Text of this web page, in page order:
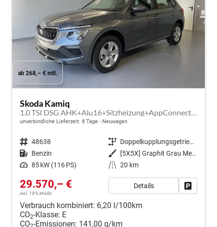
ab 268,– € mtl.
Skoda Kamiq
unverbindliche Lieferzeit: 8 Tage Neuwagen
Fahrzeugnr. 48638 Getriebe
Doppelkupplungsgetriebe (DSG)
Kraftstoff Benzin Außenfarbe
[5X5X] Graphit Grau Metallic
Leistung 85 kW (116 PS) Kilometerstand 20 km
29.570,– €
incl. 19% MwSt.
Details
Verbrauch kombiniert: 6,20 l/100km
CO2-Klasse: E
CO -Emissionen: 141,00 g/km